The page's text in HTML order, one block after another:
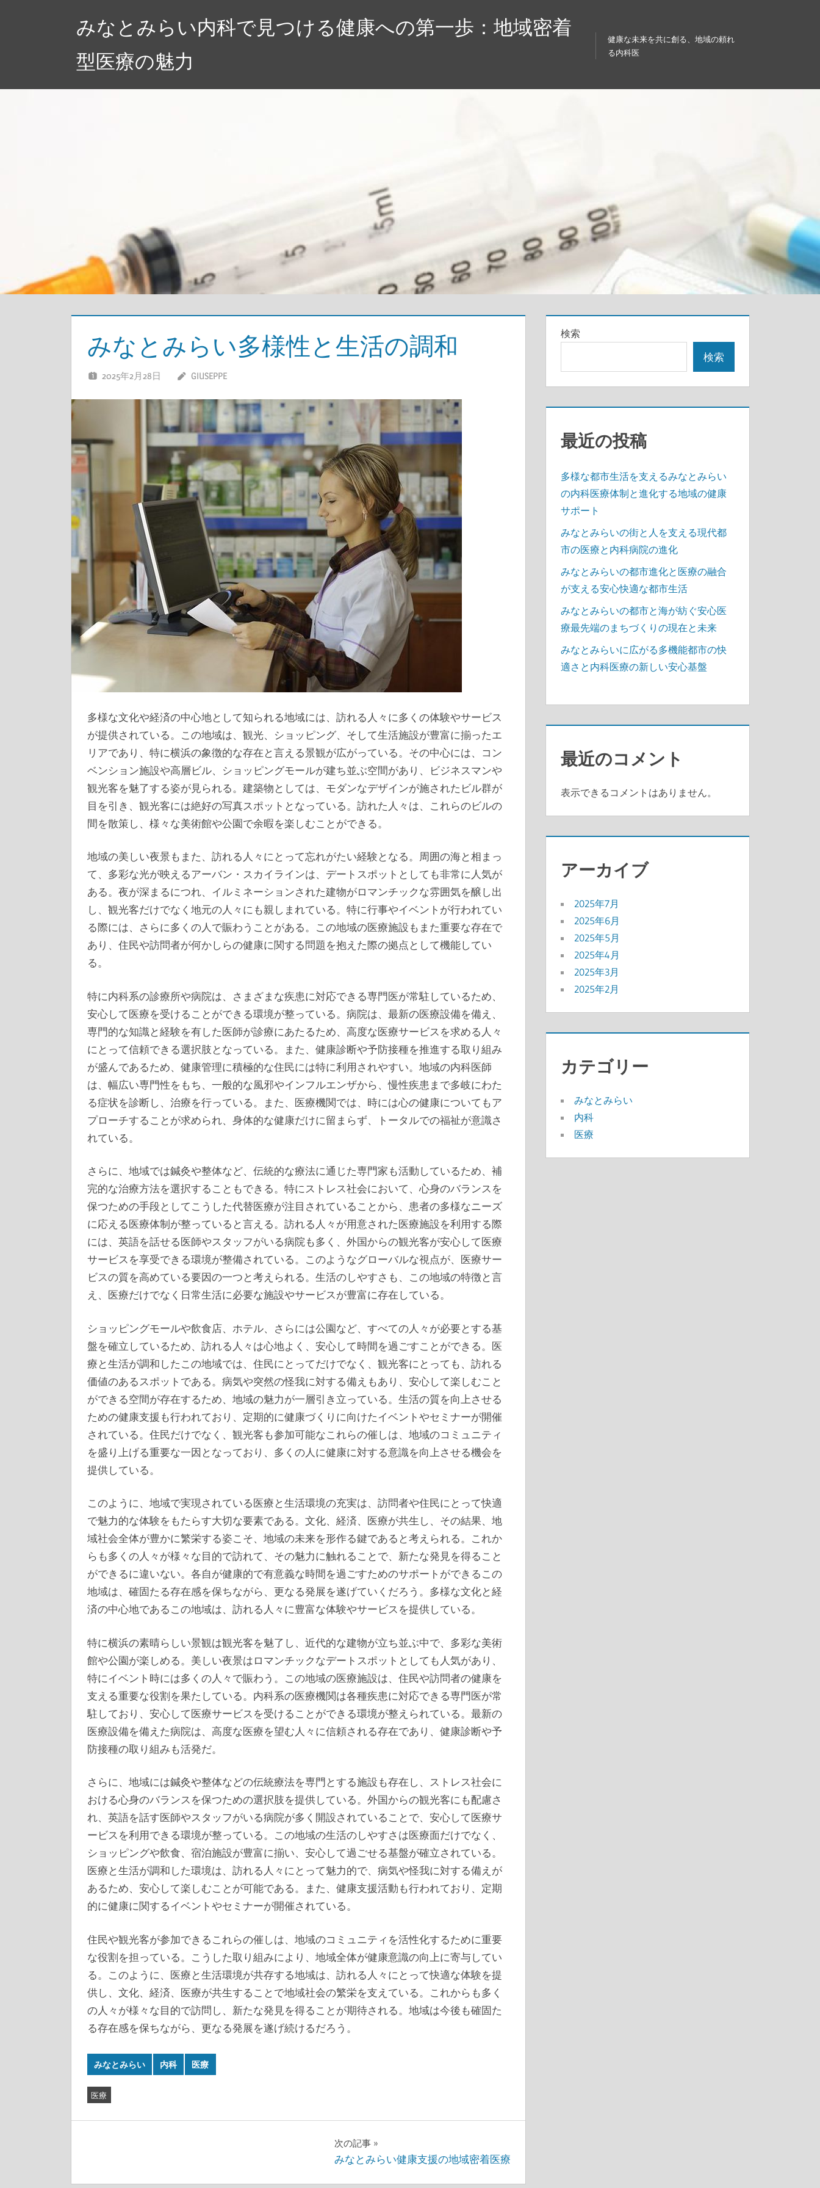
みなとみらい内科で見つける健康への第一歩：地域密着
型医療の魅力
健康な未来を共に創る、地域の頼れ
る内科医
みなとみらい多様性と生活の調和
2025年2月28日 GIUSEPPE
多様な文化や経済の中心地として知られる地域には、訪れる人々に多くの体験やサービス
が提供されている。
この地域は、観光、ショッピング、そして生活施設が豊富に揃ったエ
リアであり、特に横浜の象徴的な存在と言える景観が広がっている。その中心には、コン
ベンション施設や高層ビル、ショッピングモールが建ち並ぶ空間があり、ビジネスマンや
観光客を魅了する姿が見られる。建築物としては、モダンなデザインが施されたビル群が
目を引き、観光客には絶好の写真スポットとなっている。訪れた人々は、これらのビルの
間を散策し、様々な美術館や公園で余暇を楽しむことができる。
地域の美しい夜景もまた、訪れる人々にとって忘れがたい経験となる。周囲の海と相まっ
て、多彩な光が映えるアーバン・スカイラインは、デートスポットとしても非常に人気が
ある。夜が深まるにつれ、イルミネーションされた建物がロマンチックな雰囲気を醸し出
し、観光客だけでなく地元の人々にも親しまれている。特に行事やイベントが行われてい
る際には、さらに多くの人で賑わうことがある。この地域の医療施設もまた重要な存在で
あり、住民や訪問者が何かしらの健康に関する問題を抱えた際の拠点として機能してい
る。
特に内科系の診療所や病院は、さまざまな疾患に対応できる専門医が常駐しているため、
安心して医療を受けることができる環境が整っている。病院は、最新の医療設備を備え、
専門的な知識と経験を有した医師が診療にあたるため、高度な医療サービスを求める人々
にとって信頼できる選択肢となっている。また、健康診断や予防接種を推進する取り組み
が盛んであるため、健康管理に積極的な住民には特に利用されやすい。地域の内科医師
は、幅広い専門性をもち、一般的な風邪やインフルエンザから、慢性疾患まで多岐にわた
る症状を診断し、治療を行っている。また、医療機関では、時には心の健康についてもア
プローチすることが求められ、身体的な健康だけに留まらず、トータルでの福祉が意識さ
れている。
さらに、地域では鍼灸や整体など、伝統的な療法に通じた専門家も活動しているため、補
完的な治療方法を選択することもできる。特にストレス社会において、心身のバランスを
保つための手段としてこうした代替医療が注目されていることから、患者の多様なニーズ
に応える医療体制が整っていると言える。訪れる人々が用意された医療施設を利用する際
には、英語を話せる医師やスタッフがいる病院も多く、外国からの観光客が安心して医療
サービスを享受できる環境が整備されている。このようなグローバルな視点が、医療サー
ビスの質を高めている要因の一つと考えられる。生活のしやすさも、この地域の特徴と言
え、医療だけでなく日常生活に必要な施設やサービスが豊富に存在している。
ショッピングモールや飲食店、ホテル、さらには公園など、すべての人々が必要とする基
盤を確立しているため、訪れる人々は心地よく、安心して時間を過ごすことができる。医
療と生活が調和したこの地域では、住民にとってだけでなく、観光客にとっても、訪れる
価値のあるスポットである。病気や突然の怪我に対する備えもあり、安心して楽しむこと
ができる空間が存在するため、地域の魅力が一層引き立っている。生活の質を向上させる
ための健康支援も行われており、定期的に健康づくりに向けたイベントやセミナーが開催
されている。住民だけでなく、観光客も参加可能なこれらの催しは、地域のコミュニティ
を盛り上げる重要な一因となっており、多くの人に健康に対する意識を向上させる機会を
提供している。
このように、地域で実現されている医療と生活環境の充実は、訪問者や住民にとって快適
で魅力的な体験をもたらす大切な要素である。文化、経済、医療が共生し、その結果、地
域社会全体が豊かに繁栄する姿こそ、地域の未来を形作る鍵であると考えられる。これか
らも多くの人々が様々な目的で訪れて、その魅力に触れることで、新たな発見を得ること
ができるに違いない。各自が健康的で有意義な時間を過ごすためのサポートができるこの
地域は、確固たる存在感を保ちながら、更なる発展を遂げていくだろう。多様な文化と経
済の中心地であるこの地域は、訪れる人々に豊富な体験やサービスを提供している。
特に横浜の素晴らしい景観は観光客を魅了し、近代的な建物が立ち並ぶ中で、多彩な美術
館や公園が楽しめる。美しい夜景はロマンチックなデートスポットとしても人気があり、
特にイベント時には多くの人々で賑わう。この地域の医療施設は、住民や訪問者の健康を
支える重要な役割を果たしている。内科系の医療機関は各種疾患に対応できる専門医が常
駐しており、安心して医療サービスを受けることができる環境が整えられている。最新の
医療設備を備えた病院は、高度な医療を望む人々に信頼される存在であり、健康診断や予
防接種の取り組みも活発だ。
さらに、地域には鍼灸や整体などの伝統療法を専門とする施設も存在し、ストレス社会に
おける心身のバランスを保つための選択肢を提供している。外国からの観光客にも配慮さ
れ、英語を話す医師やスタッフがいる病院が多く開設されていることで、安心して医療サ
ービスを利用できる環境が整っている。この地域の生活のしやすさは医療面だけでなく、
ショッピングや飲食、宿泊施設が豊富に揃い、安心して過ごせる基盤が確立されている。
医療と生活が調和した環境は、訪れる人々にとって魅力的で、病気や怪我に対する備えが
あるため、安心して楽しむことが可能である。また、健康支援活動も行われており、定期
的に健康に関するイベントやセミナーが開催されている。
住民や観光客が参加できるこれらの催しは、地域のコミュニティを活性化するために重要
な役割を担っている。こうした取り組みにより、地域全体が健康意識の向上に寄与してい
る。このように、医療と生活環境が共存する地域は、訪れる人々にとって快適な体験を提
供し、文化、経済、医療が共生することで地域社会の繁栄を支えている。これからも多く
の人々が様々な目的で訪問し、新たな発見を得ることが期待される。地域は今後も確固た
る存在感を保ちながら、更なる発展を遂げ続けるだろう。
みなとみらい 内科 医療
医療
次の記事
みなとみらい健康支援の地域密着医療
検索
検索
最近の投稿
多様な都市生活を支えるみなとみらい
の内科医療体制と進化する地域の健康
サポート
みなとみらいの街と人を支える現代都
市の医療と内科病院の進化
みなとみらいの都市進化と医療の融合
が支える安心快適な都市生活
みなとみらいの都市と海が紡ぐ安心医
療最先端のまちづくりの現在と未来
みなとみらいに広がる多機能都市の快
適さと内科医療の新しい安心基盤
最近のコメント
表示できるコメントはありません。
アーカイブ
2025年7月
2025年6月
2025年5月
2025年4月
2025年3月
2025年2月
カテゴリー
みなとみらい
内科
医療